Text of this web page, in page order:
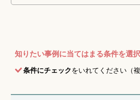
知りたい事例に当てはまる条件を選択
条件にチェックをいれてください（